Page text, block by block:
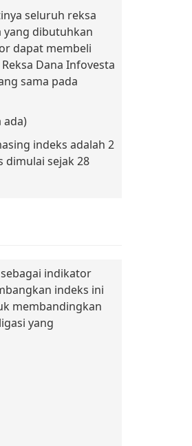
seluruh reksa
yang dibutuhkan
dapat membeli
Dana Infovesta
sama pada
indeks adalah 2
dimulai sejak 28
indikator
indeks ini
membandingkan
yang